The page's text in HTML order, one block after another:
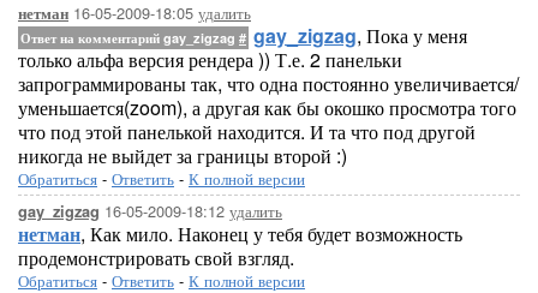
нетман 16-05-2009-18:05 удалить
Ответ на комментарий gay_zigzag # gay_zigzag, Пока у меня
только альфа версия рендера )) Т.е. 2 панельки
запрограммированы так, что одна постоянно увеличивается/
уменьшается(zoom), а другая как бы окошко просмотра того
что под этой панелькой находится. И та что под другой
никогда не выйдет за границы второй :)
Обратиться - Ответить - К полной версии
gay_zigzag 16-05-2009-18:12 удалить
нетман, Как мило. Наконец у тебя будет возможность
продемонстрировать свой взгляд.
Обратиться - Ответить - К полной версии